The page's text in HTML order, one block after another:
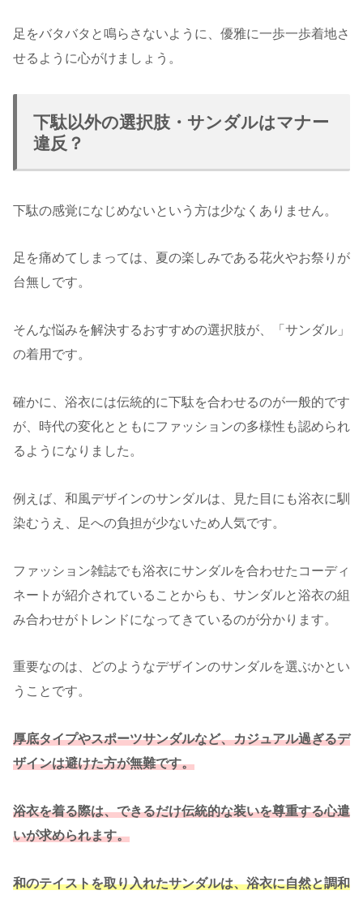
足をバタバタと鳴らさないように、優雅に一歩一歩着地さ
せるように心がけましょう。
下駄以外の選択肢・サンダルはマナー
違反？
下駄の感覚になじめないという方は少なくありません。
足を痛めてしまっては、夏の楽しみである花火やお祭りが
台無しです。
そんな悩みを解決するおすすめの選択肢が、「サンダル」
の着用です。
確かに、浴衣には伝統的に下駄を合わせるのが一般的です
が、時代の変化とともにファッションの多様性も認められ
るようになりました。
例えば、和風デザインのサンダルは、見た目にも浴衣に馴
染むうえ、足への負担が少ないため人気です。
ファッション雑誌でも浴衣にサンダルを合わせたコーディ
ネートが紹介されていることからも、サンダルと浴衣の組
み合わせがトレンドになってきているのが分かります。
重要なのは、どのようなデザインのサンダルを選ぶかとい
うことです。
厚底タイプやスポーツサンダルなど、カジュアル過ぎるデ
ザインは避けた方が無難です。
浴衣を着る際は、できるだけ伝統的な装いを尊重する心遣
いが求められます。
和のテイストを取り入れたサンダルは、浴衣に自然と調和